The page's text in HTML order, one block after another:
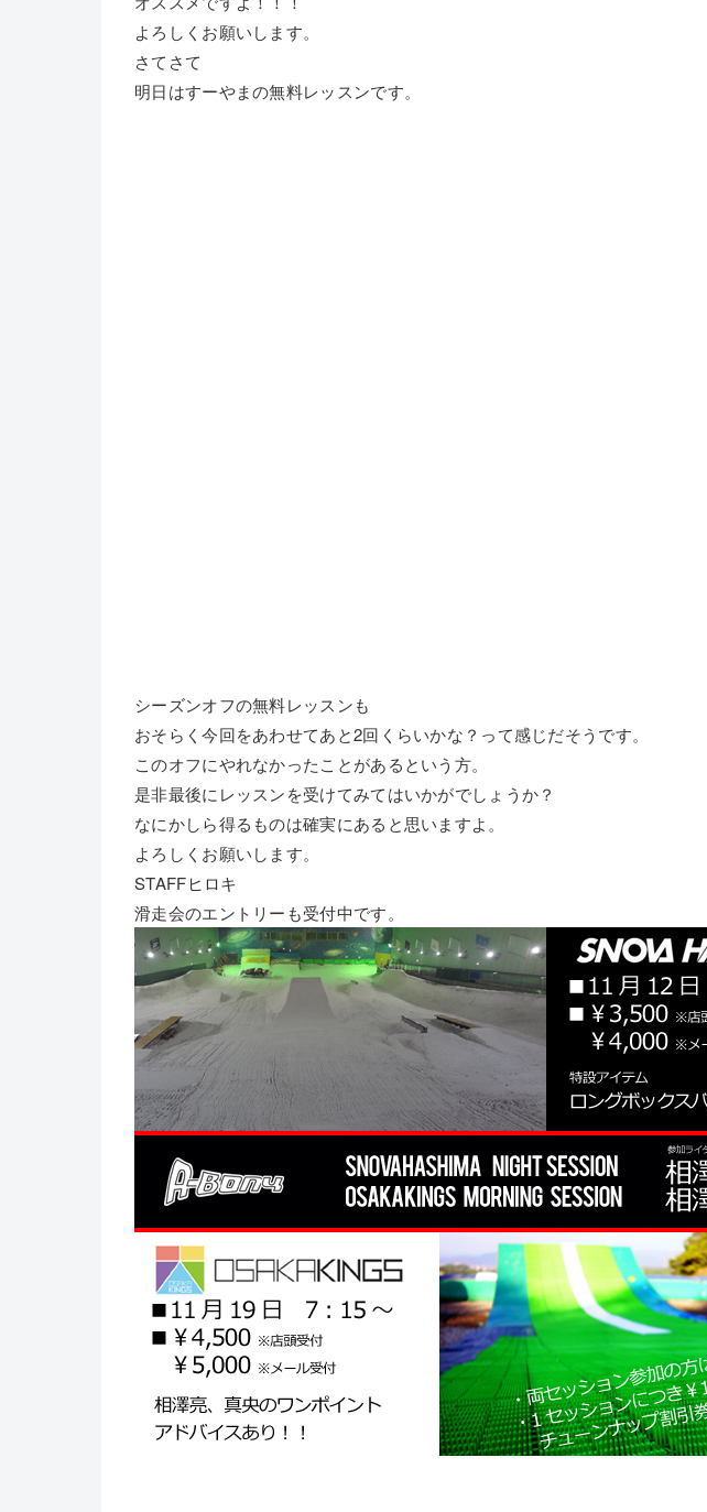
よろしくお願いします。
さてさて
明日はすーやまの無料レッスンです。
シーズンオフの無料レッスンも
おそらく今回をあわせてあと2回くらいかな？って感じだそうです。
このオフにやれなかったことがあるという方。
是非最後にレッスンを受けてみてはいかがでしょうか？
なにかしら得るものは確実にあると思いますよ。
よろしくお願いします。
STAFFヒロキ
滑走会のエントリーも受付中です。